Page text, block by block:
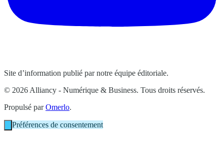
Site d’information publié par notre équipe éditoriale.
© 2026 Alliancy - Numérique & Business. Tous droits réservés.
Propulsé parOmerlo.
Préférences de consentement